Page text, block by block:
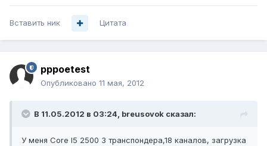
Вставить ник Цитата
pppoetest
Опубликовано 11 мая, 2012
В 11.05.2012 в 03:24, breusovok сказал:
У меня Core I5 2500 3 транспондера,18 каналов, загрузка